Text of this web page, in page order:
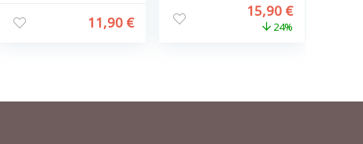
11,90 €
15,90 €
24%